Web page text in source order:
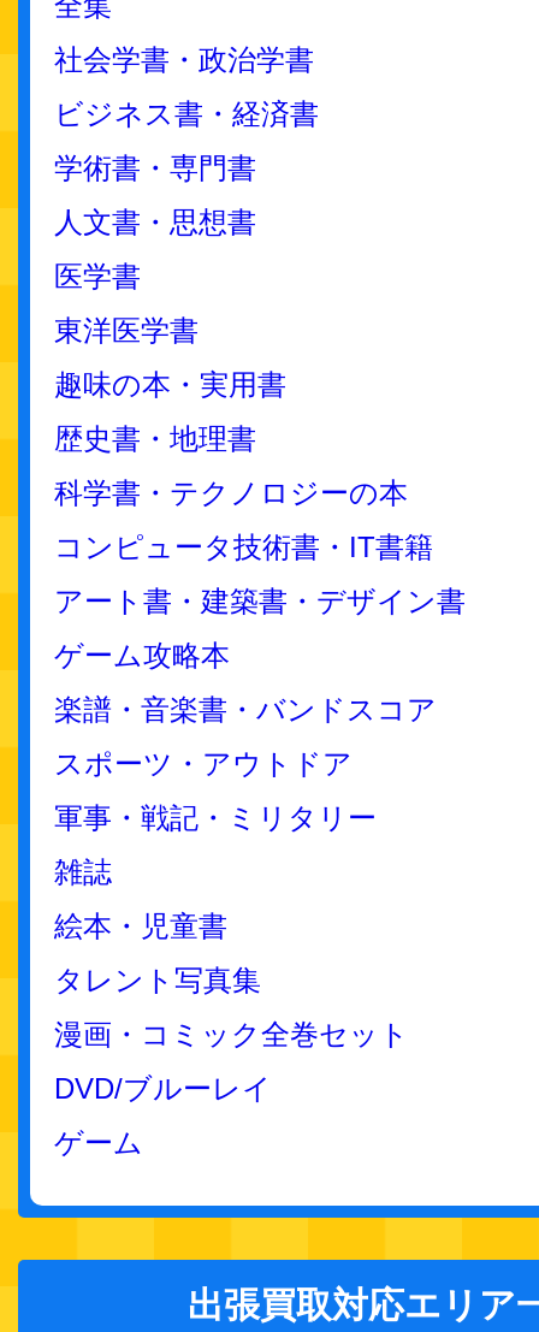
社会学書・政治学書
ビジネス書・経済書
学術書・専門書
人文書・思想書
医学書
東洋医学書
趣味の本・実用書
歴史書・地理書
科学書・テクノロジーの本
コンピュータ技術書・IT書籍
アート書・建築書・デザイン書
ゲーム攻略本
楽譜・音楽書・バンドスコア
スポーツ・アウトドア
軍事・戦記・ミリタリー
雑誌
絵本・児童書
タレント写真集
漫画・コミック全巻セット
DVD/ブルーレイ
ゲーム
出張買取対応エリア